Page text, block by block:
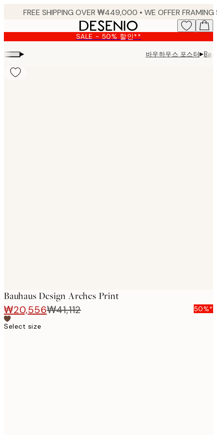
content.
SALE - 50% 할인**
▸ 바우하우스 포스터▸
Bauhaus Design Arches Print
₩20,556₩41,112
50%*
Select size